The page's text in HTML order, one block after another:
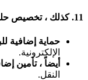
11. كذلك ، تخصيص
حماية إضافية
الإلكترونية.
أيضاً ، تأمين
النقل.